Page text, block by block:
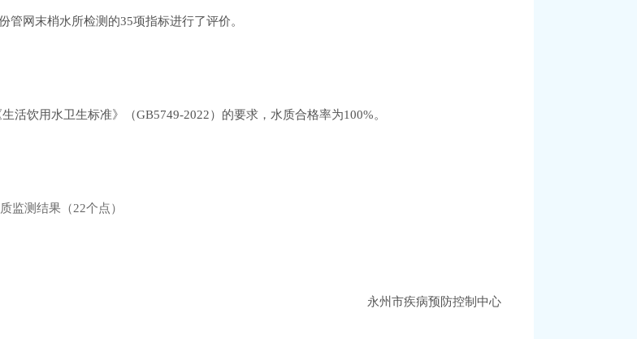
管网末梢水所检测的35项指标进行了评价。
生活饮用水卫生标准》（GB5749-2022）的要求，水质合格率为100%。
监测结果（22个点）
永州市疾病预防控制中心